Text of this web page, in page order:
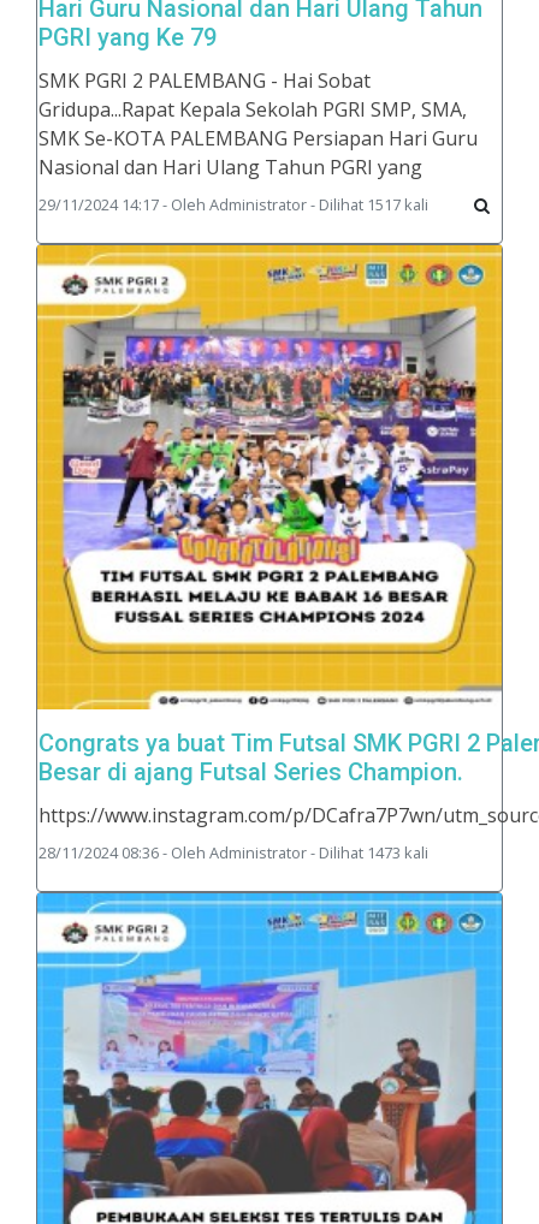
Hari Guru Nasional dan Hari Ulang Tahun
PGRI yang Ke 79
SMK PGRI 2 PALEMBANG - Hai Sobat
Gridupa...Rapat Kepala Sekolah PGRI SMP, SMA,
SMK Se-KOTA PALEMBANG Persiapan Hari Guru
Nasional dan Hari Ulang Tahun PGRI yang
29/11/2024 14:17 - Oleh Administrator - Dilihat 1517 kali
Congrats ya buat Tim Futsal SMK PGRI 2
Besar di ajang Futsal Series Champion.
https://www.instagram.com/p/DCafra7P7wn/
28/11/2024 08:36 - Oleh Administrator - Dilihat 1473 kali